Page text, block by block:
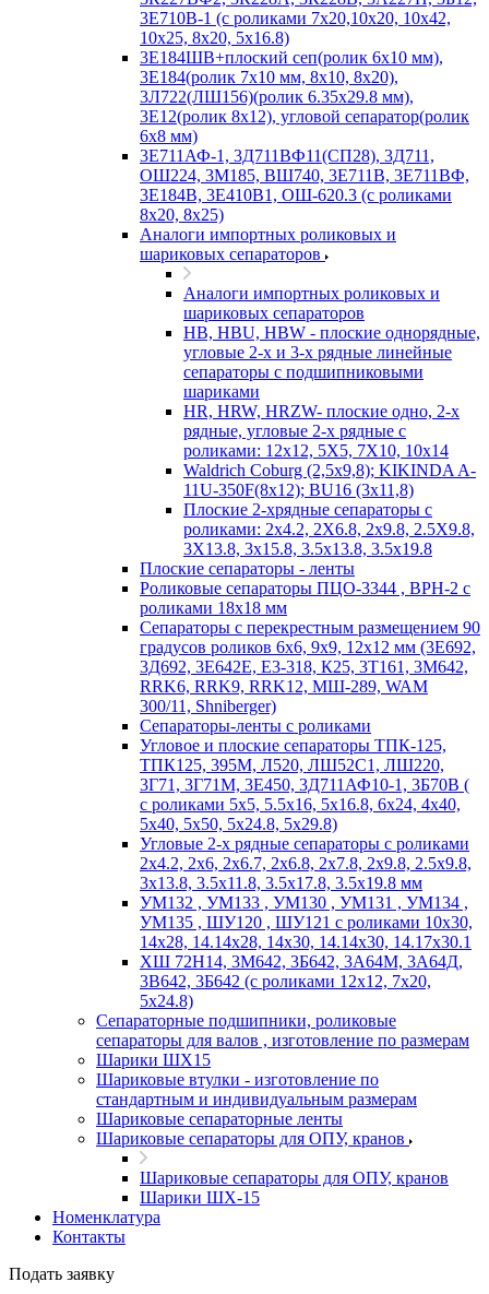
3Е710В-1 (с роликами 7х20,10х20, 10х42,
10х25, 8х20, 5х16.8)
3Е184ШВ+плоский сеп(ролик 6х10 мм),
3Е184(ролик 7х10 мм, 8х10, 8х20),
3Л722(ЛШ156)(ролик 6.35х29.8 мм),
3Е12(ролик 8х12), угловой сепаратор(ролик
6х8 мм)
3Е711АФ-1, 3Д711ВФ11(СП28), 3Д711,
ОШ224, 3М185, ВШ740, 3Е711В, 3Е711ВФ,
3Е184В, 3Е410В1, ОШ-620.3 (с роликами
8х20, 8х25)
Аналоги импортных роликовых и
шариковых сепараторов
Аналоги импортных роликовых и
шариковых сепараторов
HB, HBU, HBW - плоские однорядные,
угловые 2-х и 3-х рядные линейные
сепараторы с подшипниковыми
шариками
HR, HRW, HRZW- плоские одно, 2-х
рядные, угловые 2-х рядные с
роликами: 12х12, 5X5, 7X10, 10х14
Waldrich Coburg (2,5х9,8); KIKINDA A-
11U-350F(8х12); BU16 (3х11,8)
Плоские 2-хрядные сепараторы с
роликами: 2х4.2, 2X6.8, 2х9.8, 2.5X9.8,
3X13.8, 3х15.8, 3.5х13.8, 3.5х19.8
Плоские сепараторы - ленты
Роликовые сепараторы ПЦО-3344 , ВРН-2 с
роликами 18х18 мм
Сепараторы с перекрестным размещением 90
градусов роликов 6х6, 9х9, 12х12 мм (3Е692,
3Д692, 3Е642Е, Е3-318, К25, 3Т161, 3М642,
RRK6, RRK9, RRK12, МШ-289, WAM
300/11, Shniberger)
Сепараторы-ленты с роликами
Угловое и плоские сепараторы ТПК-125,
ТПК125, 395М, Л520, ЛШ52С1, ЛШ220,
3Г71, 3Г71М, 3Е450, 3Д711АФ10-1, 3Б70В (
с роликами 5х5, 5.5х16, 5х16.8, 6х24, 4х40,
5х40, 5х50, 5х24.8, 5х29.8)
Угловые 2-х рядные сепараторы с роликами
2х4.2, 2х6, 2х6.7, 2х6.8, 2х7.8, 2х9.8, 2.5х9.8,
3х13.8, 3.5х11.8, 3.5х17.8, 3.5х19.8 мм
УМ132 , УМ133 , УМ130 , УМ131 , УМ134 ,
УМ135 , ШУ120 , ШУ121 с роликами 10х30,
14х28, 14.14х28, 14х30, 14.14х30, 14.17х30.1
ХШ 72Н14, 3М642, 3Б642, 3А64М, 3А64Д,
3В642, 3Б642 (с роликами 12х12, 7х20,
5х24.8)
Сепараторные подшипники, роликовые
сепараторы для валов , изготовление по размерам
Шарики ШХ15
Шариковые втулки - изготовление по
стандартным и индивидуальным размерам
Шариковые сепараторные ленты
Шариковые сепараторы для ОПУ, кранов
Шариковые сепараторы для ОПУ, кранов
Шарики ШХ-15
Номенклатура
Контакты
Подать заявку